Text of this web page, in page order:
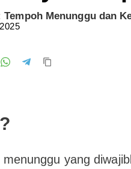
Tempoh Menunggu dan
yang